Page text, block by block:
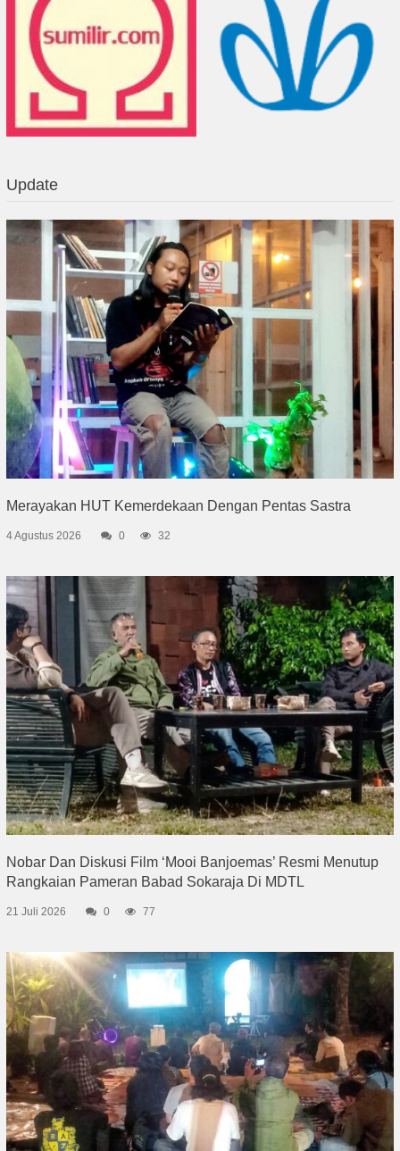
Update
Merayakan HUT Kemerdekaan Dengan Pentas Sastra
4 Agustus 2026 0 32
Nobar Dan Diskusi Film ‘Mooi Banjoemas’ Resmi Menutup
Rangkaian Pameran Babad Sokaraja Di MDTL
21 Juli 2026 0 77